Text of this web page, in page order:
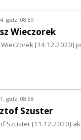
godz. 08:59
Wieczorek
[14.12.2020]
godz. 08:58
Szuster
Szuster [11.12.2020]